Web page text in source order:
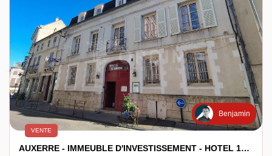
Benjamin
VENTE
AUXERRE - IMMEUBLE D'INVESTISSEMENT - HOTEL 16 CHAMBRES